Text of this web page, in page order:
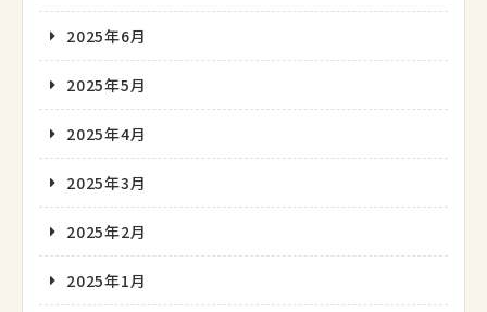
2025年6月
2025年5月
2025年4月
2025年3月
2025年2月
2025年1月